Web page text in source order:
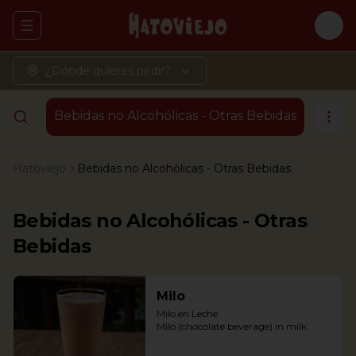
Abrir menu de navegación
¿Dónde quieres pedir?
Bebidas no Alcohólicas - Otras Bebidas
Hatoviejo Bebidas no Alcohólicas - Otras Bebidas
Bebidas no Alcohólicas - Otras
Bebidas
Milo
Milo en Leche
Milo (chocolate beverage) in milk